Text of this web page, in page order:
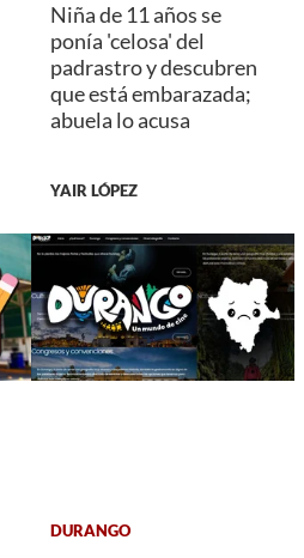
Niña de 11 años se
ponía 'celosa' del
padrastro y descubren
que está embarazada;
abuela lo acusa
YAIR LÓPEZ
DURANGO